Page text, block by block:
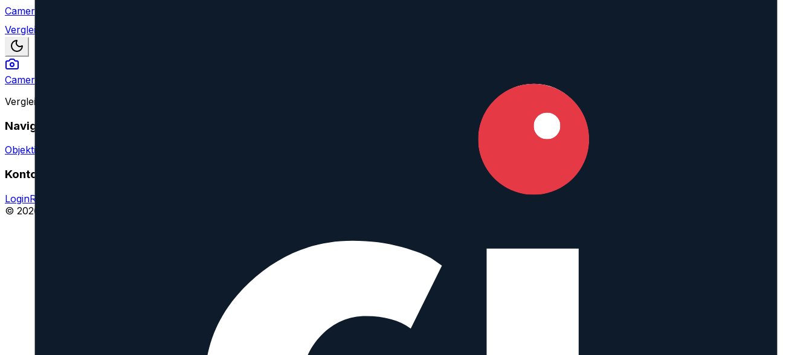
Camera Index
Vergleich
Camera Index
Vergleiche Kameraobjektive aller großen Marken und finden Dein perfektes Match.
Navigation
Objektive vergleichen
Konto
LoginRegistrieren
© 2026 CameraIndex. Alle Rechte vorbehalten.